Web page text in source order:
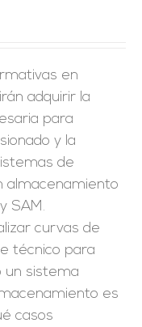
en
adquirir la
para
y la
de
almacenamiento
SAM.
curvas de
técnico para
un sistema
es
casos